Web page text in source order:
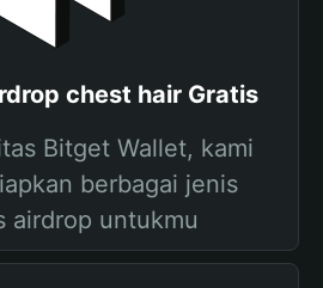
chest hair Gratis
Bitget Wallet, kami
berbagai jenis
airdrop untukmu